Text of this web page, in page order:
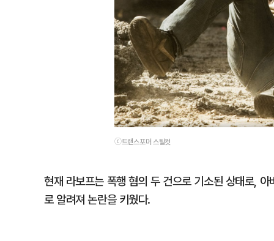
ⓒ트랜스포머 스틸컷
현재 라보프는 폭행 혐의 두 건으로 기소된 상태로,
로 알려져 논란을 키웠다.